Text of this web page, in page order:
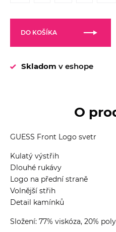
DO KOŠÍKA
Skladom v eshope
O
GUESS Front Logo svetr
Kulatý výstřih
Dlouhé rukávy
Logo na přední straně
Volnější střih
Detail kamínků
Složení: 77% viskóza, 20%